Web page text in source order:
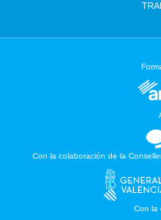
Con la colaboración de la
Con la